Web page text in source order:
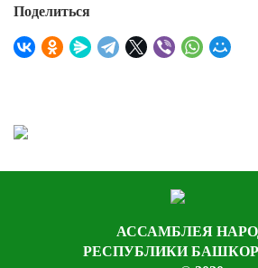
Поделиться
АССАМБЛЕЯ
РЕСПУБЛИКИ